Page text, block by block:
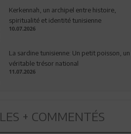
Kerkennah, un archipel entre histoire,
spiritualité et identité tunisienne
10.07.2026
La sardine tunisienne: Un petit poisson, un
véritable trésor national
11.07.2026
LES + COMMENTÉS